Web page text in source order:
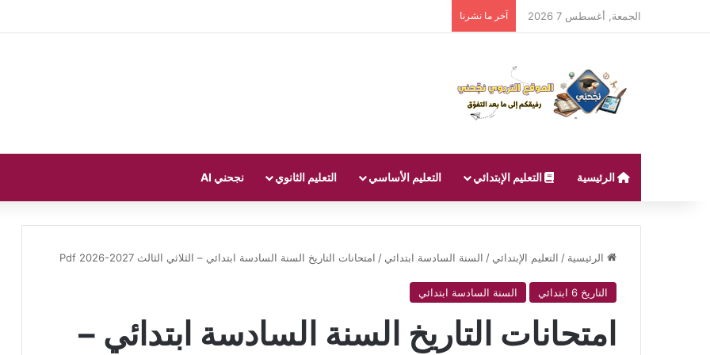
الجمعة, أغسطس 7 2026 آخر ما نشرنا
الرئيسية التعليم الإبتدائي التعليم الأساسي التعليم الثانوي نجحني AI
الرئيسية / التعليم الإبتدائي / السنة السادسة ابتدائي / امتحانات التاريخ السنة السادسة ابتدائي – الثلاثي الثالث Pdf 2026-2027
التاريخ 6 ابتدائي السنة السادسة ابتدائي
امتحانات التاريخ السنة السادسة ابتدائي –